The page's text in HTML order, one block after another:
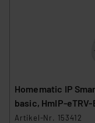
Homematic IP
basic, HmIP-eTRV-
Artikel-Nr. 153412